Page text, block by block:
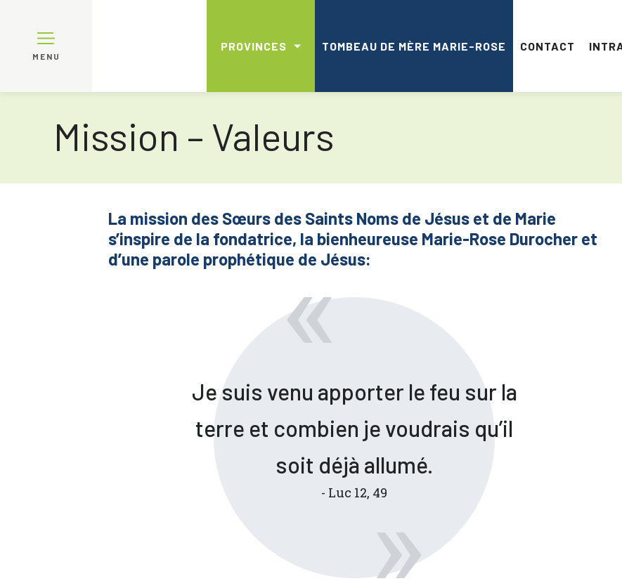
MENU
PROVINCES TOMBEAU DE MÈRE MARIE-ROSE CONTACT
Mission – Valeurs
La mission des Sœurs des Saints Noms de Jésus et de Marie
s’inspire de la fondatrice, la bienheureuse Marie-Rose Durocher et
d’une parole prophétique de Jésus:
Je suis venu apporter le feu sur la
terre et combien je voudrais qu’il
soit déjà allumé.
- Luc 12, 49